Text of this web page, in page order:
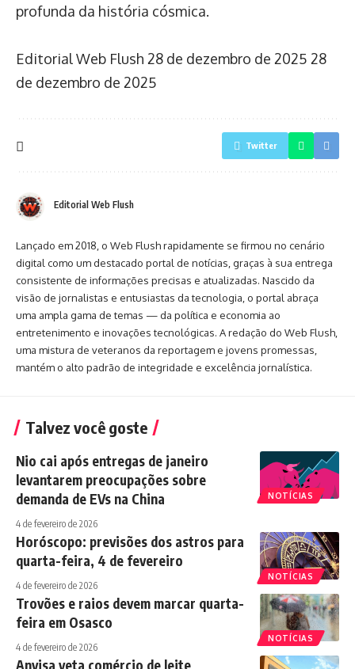
profunda da história cósmica.
Editorial Web Flush 28 de dezembro de 2025 28
de dezembro de 2025
Twitter
Editorial Web Flush
Lançado em 2018, o Web Flush rapidamente se firmou no cenário
digital como um destacado portal de notícias, graças à sua entrega
consistente de informações precisas e atualizadas. Nascido da
visão de jornalistas e entusiastas da tecnologia, o portal abraça
uma ampla gama de temas — da política e economia ao
entretenimento e inovações tecnológicas. A redação do Web Flush,
uma mistura de veteranos da reportagem e jovens promessas,
mantém o alto padrão de integridade e excelência jornalística.
Talvez você goste
NOTÍCIAS
Nio cai após entregas de janeiro
levantarem preocupações sobre
demanda de EVs na China
4 de fevereiro de 2026
NOTÍCIAS
Horóscopo: previsões dos astros para
quarta-feira, 4 de fevereiro
4 de fevereiro de 2026
NOTÍCIAS
Trovões e raios devem marcar quarta-
feira em Osasco
4 de fevereiro de 2026
Anvisa veta comércio de leite